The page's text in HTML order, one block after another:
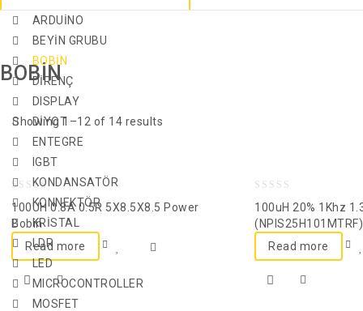
ARDUİNO
BEYİN GRUBU
BOBİN
DİRENÇ
DISPLAY
DİYOT
ENTEGRE
IGBT
KONDANSATÖR
KONNEKTÖR
KRİSTAL
LDR
LED
MICROCONTROLLER
MOSFET
BOBİN
Showing 1–12 of 14 results
0
out
of
5
100UH 0.8A 0.5R 5X8.5X8.5 Power
Bobin
Read more
out
5
100uH 20% 1Khz
(NPIS25H101MTRF)
Read more